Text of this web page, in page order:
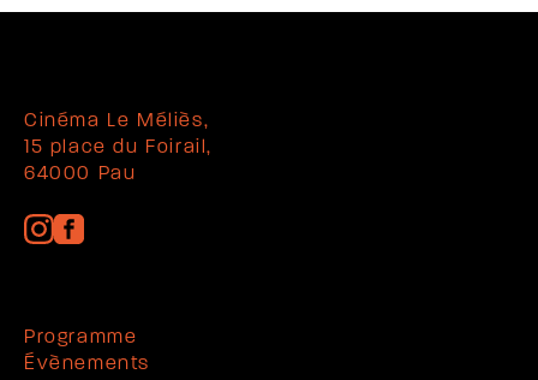
Cinéma Le Méliès,
15 place du Foirail,
64000 Pau
Programme
Évènements